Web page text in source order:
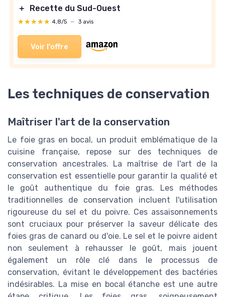
＋
Recette du Sud-Ouest
★★★★★
★★★★★ 4,8/5 — 3 avis
Voir l'offre
Les techniques de conservation
Maîtriser l'art de la conservation
Le foie gras en bocal, un produit emblématique de la
cuisine française, repose sur des techniques de
conservation ancestrales. La maîtrise de l'art de la
conservation est essentielle pour garantir la qualité et
le goût authentique du foie gras. Les méthodes
traditionnelles de conservation incluent l'utilisation
rigoureuse du sel et du poivre. Ces assaisonnements
sont cruciaux pour préserver la saveur délicate des
foies gras de canard ou d'oie. Le sel et le poivre aident
non seulement à rehausser le goût, mais jouent
également un rôle clé dans le processus de
conservation, évitant le développement des bactéries
indésirables. La mise en bocal étanche est une autre